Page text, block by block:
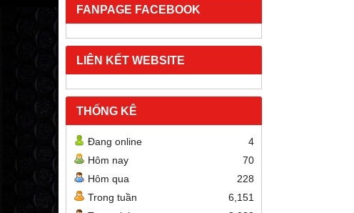
FANPAGE FACEBOOK
LIÊN KẾT WEBSITE
THỐNG KÊ
Đang online
4
Hôm nay
70
Hôm qua
228
Trong tuần
6,151